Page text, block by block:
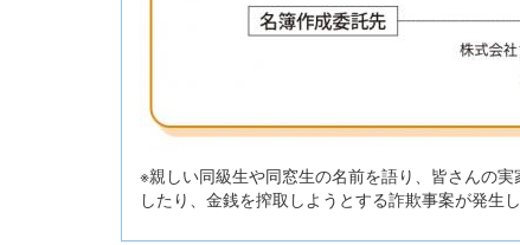
※親しい同級生や同窓生の名前を語り、皆さんの
したり、金銭を搾取しようとする詐欺事案が発生